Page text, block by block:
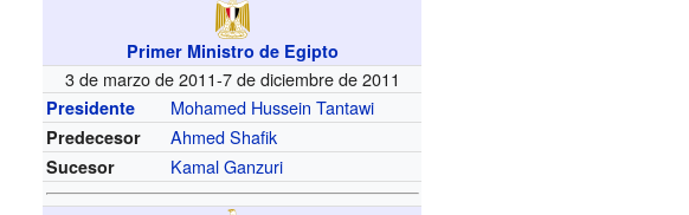
Primer Ministro de Egipto
3 de marzo de 2011-7 de diciembre de 2011
Presidente Mohamed Hussein Tantawi
Predecesor Ahmed Shafik
Sucesor Kamal Ganzuri